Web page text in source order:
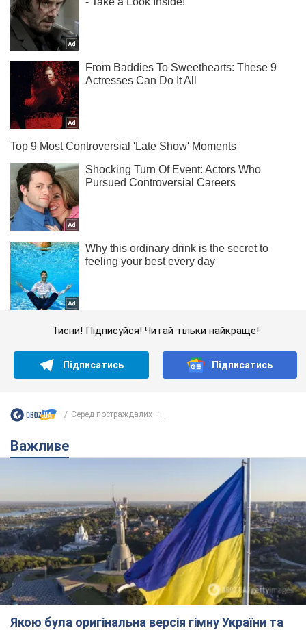
Тисни! Підписуйся! Читай тільки найкраще!
Підписатись Підписатись
Серед постраждалих –...
Важливе
Якою була оригінальна версія гімну України та